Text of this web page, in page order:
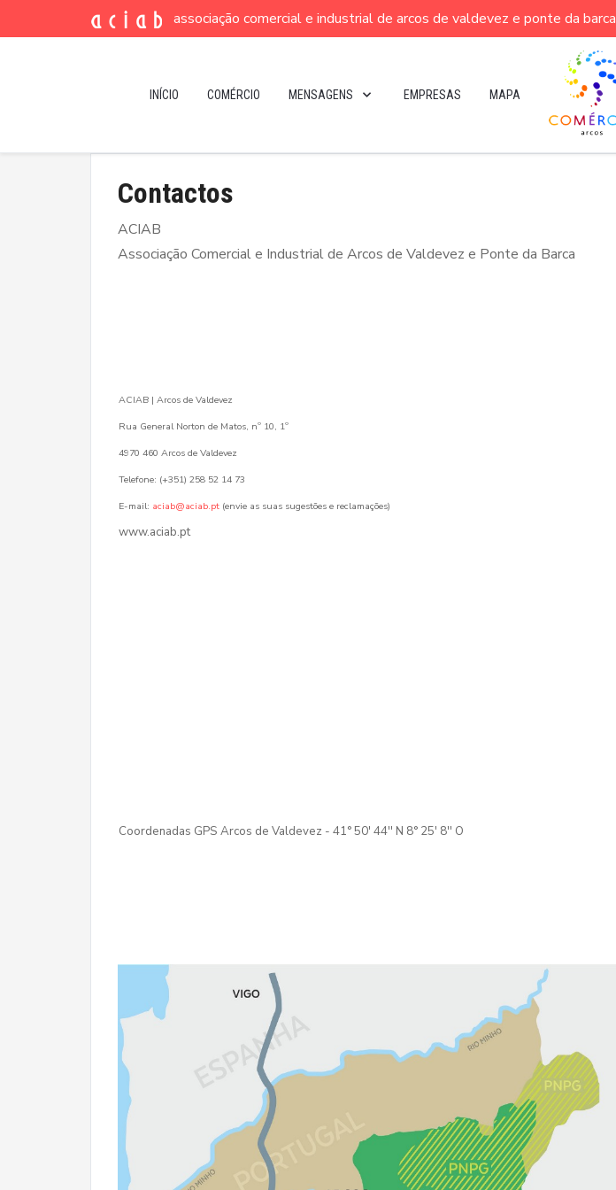
associação comercial e industrial de arcos de valdevez e ponte da barca
INÍCIO COMÉRCIO MENSAGENS EMPRESAS MAPA
Contactos
ACIAB
Associação Comercial e Industrial de Arcos de Valdevez e Ponte da Barca
ACIAB | Arcos de Valdevez
Rua General Norton de Matos, nº 10, 1º
4970 460 Arcos de Valdevez
Telefone: (+351) 258 52 14 73
E-mail: aciab@aciab.pt (envie as suas sugestões e reclamações)
www.aciab.pt
Coordenadas GPS Arcos de Valdevez - 41° 50' 44'' N 8° 25' 8'' O